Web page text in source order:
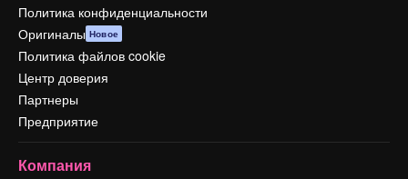
Политика конфиденциальности
Оригиналы Новое
Политика файлов cookie
Центр доверия
Партнеры
Предприятие
Компания